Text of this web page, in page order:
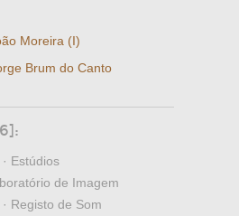
Moreira (I)
Brum do Canto
· Estúdios
de Imagem
· Registo de Som